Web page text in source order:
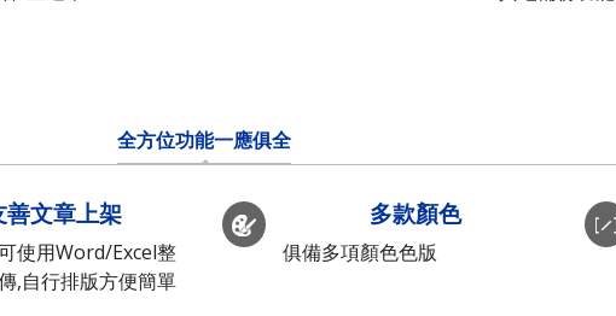
全方位功能一應俱全
善文章上架
使用Word/Excel整
,自行排版方便簡單
多款顏色
俱備多項顏色色版